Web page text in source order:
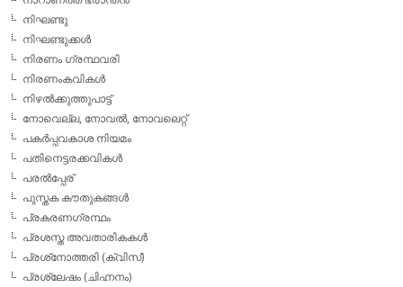
നിഘണ്ടു
നിഘണ്ടുക്കള്‍
നിരണം ഗ്രന്ഥവരി
നിരണംകവികള്‍
നിഴല്‍ക്കുത്തുപാട്ട്
നോവെല്ല, നോവല്‍, നോവലെറ്റ്
പകര്‍പ്പവകാശ നിയമം
പതിനെട്ടരക്കവികള്‍
പരല്‍പ്പേര്
പുസ്തക കൗതുകങ്ങള്‍
പ്രകരണഗ്രന്ഥം
പ്രശസ്ത അവതാരികകള്‍
പ്രശ്‌നോത്തരി (ക്വിസ്)
പ്രശ്ലേഷം (ചിഹ്നനം)